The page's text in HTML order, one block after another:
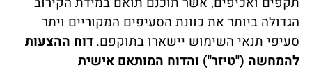
הגדולה ביותר את כוונת הסעיפים המקוריים ויתר
סעיפי תנאי השימוש יישארו בתוקפם.דוח ההצעות
להמחשה ("טיזר") והדוח המותאם אישית